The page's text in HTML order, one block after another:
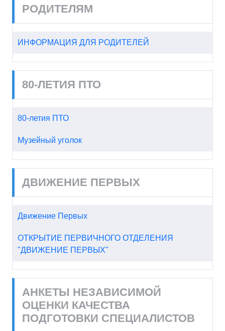
РОДИТЕЛЯМ
ИНФОРМАЦИЯ ДЛЯ РОДИТЕЛЕЙ
80-ЛЕТИЯ ПТО
80-летия ПТО
Музейный уголок
ДВИЖЕНИЕ ПЕРВЫХ
Движение Первых
ОТКРЫТИЕ ПЕРВИЧНОГО ОТДЕЛЕНИЯ
"ДВИЖЕНИЕ ПЕРВЫХ"
АНКЕТЫ НЕЗАВИСИМОЙ
ОЦЕНКИ КАЧЕСТВА
ПОДГОТОВКИ СПЕЦИАЛИСТОВ